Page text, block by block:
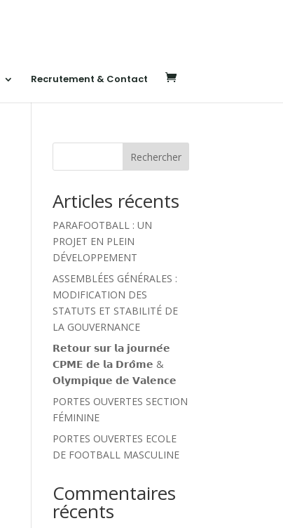
Recrutement & Contact
Rechercher
Articles récents
PARAFOOTBALL : UN
PROJET EN PLEIN
DÉVELOPPEMENT
ASSEMBLÉES GÉNÉRALES :
MODIFICATION DES
STATUTS ET STABILITÉ DE
LA GOUVERNANCE
𝗥𝗲𝘁𝗼𝘂𝗿 𝘀𝘂𝗿 𝗹𝗮 𝗷𝗼𝘂𝗿𝗻𝗲́𝗲
𝗖𝗣𝗠𝗘 𝗱𝗲 𝗹𝗮 𝗗𝗿𝗼̂𝗺𝗲 &
𝗢𝗹𝘆𝗺𝗽𝗶𝗾𝘂𝗲 𝗱𝗲 𝗩𝗮𝗹𝗲𝗻𝗰𝗲
PORTES OUVERTES SECTION
FÉMININE
PORTES OUVERTES ECOLE
DE FOOTBALL MASCULINE
Commentaires
récents